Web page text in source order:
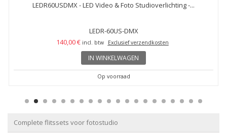
LEDR60USDMX - LED Video & Foto Studioverlichting -...
LEDR-60US-DMX
140,00 € incl. btw Exclusief verzendkosten
IN WINKELWAGEN
Op voorraad
Complete flitssets voor fotostudio